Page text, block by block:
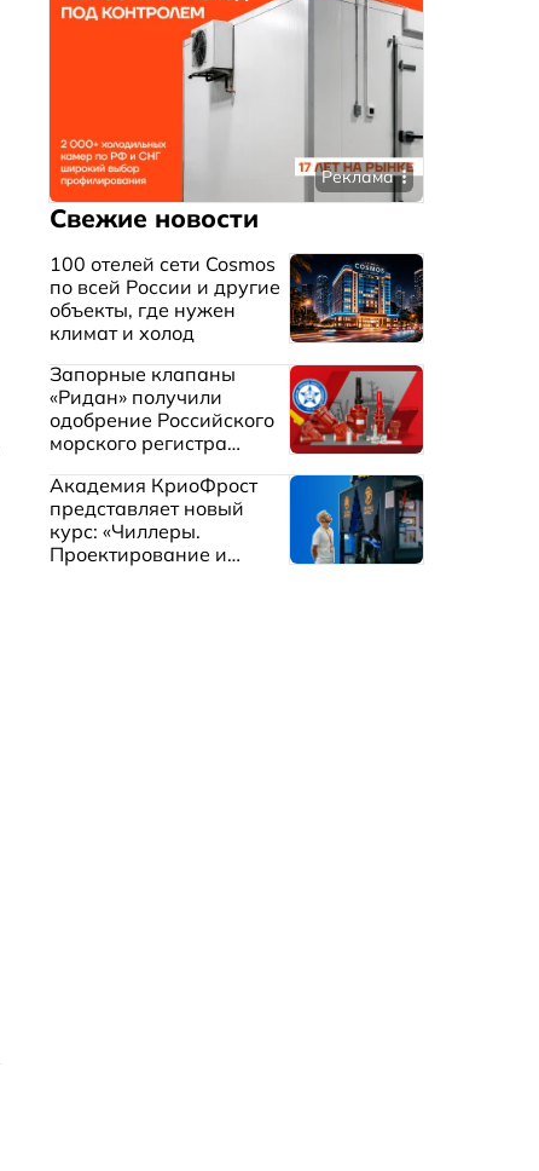
Реклама
Свежие новости
100 отелей сети Cosmos
по всей России и другие
объекты, где нужен
климат и холод
Запорные клапаны
«Ридан» получили
одобрение Российского
морского регистра
Академия КриоФрост
представляет новый
курс: «Чиллеры.
Проектирование и